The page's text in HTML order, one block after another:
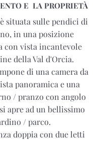
E LA PROPRIETÀ
situata sulle pendici di
in una posizione
con vista incantevole
della Val d'Orcia.
di una camera da
panoramica e una
/ pranzo con angolo
apre ad un bellissimo
/ parco.
doppia con due letti